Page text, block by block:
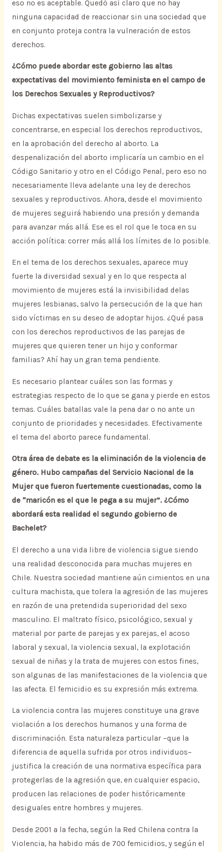
eso no es aceptable. Quedó así claro que no hay
ninguna capacidad de reaccionar sin una sociedad que
en conjunto proteja contra la vulneración de estos
derechos.
¿Cómo puede abordar este gobierno las altas
expectativas del movimiento feminista en el campo de
los Derechos Sexuales y Reproductivos?
Dichas expectativas suelen simbolizarse y
concentrarse, en especial los derechos reproductivos,
en la aprobación del derecho al aborto. La
despenalización del aborto implicaría un cambio en el
Código Sanitario y otro en el Código Penal, pero eso no
necesariamente lleva adelante una ley de derechos
sexuales y reproductivos. Ahora, desde el movimiento
de mujeres seguirá habiendo una presión y demanda
para avanzar más allá. Ese es el rol que le toca en su
acción política: correr más allá los límites de lo posible.
En el tema de los derechos sexuales, aparece muy
fuerte la diversidad sexual y en lo que respecta al
movimiento de mujeres está la invisibilidad delas
mujeres lesbianas, salvo la persecución de la que han
sido víctimas en su deseo de adoptar hijos. ¿Qué pasa
con los derechos reproductivos de las parejas de
mujeres que quieren tener un hijo y conformar
familias? Ahí hay un gran tema pendiente.
Es necesario plantear cuáles son las formas y
estrategias respecto de lo que se gana y pierde en estos
temas. Cuáles batallas vale la pena dar o no ante un
conjunto de prioridades y necesidades. Efectivamente
el tema del aborto parece fundamental.
Otra área de debate es la eliminación de la violencia de
género. Hubo campañas del Servicio Nacional de la
Mujer que fueron fuertemente cuestionadas, como la
de “maricón es el que le pega a su mujer”. ¿Cómo
abordará esta realidad el segundo gobierno de
Bachelet?
El derecho a una vida libre de violencia sigue siendo
una realidad desconocida para muchas mujeres en
Chile. Nuestra sociedad mantiene aún cimientos en una
cultura machista, que tolera la agresión de las mujeres
en razón de una pretendida superioridad del sexo
masculino. El maltrato físico, psicológico, sexual y
material por parte de parejas y ex parejas, el acoso
laboral y sexual, la violencia sexual, la explotación
sexual de niñas y la trata de mujeres con estos fines,
son algunas de las manifestaciones de la violencia que
las afecta. El femicidio es su expresión más extrema.
La violencia contra las mujeres constituye una grave
violación a los derechos humanos y una forma de
discriminación. Esta naturaleza particular –que la
diferencia de aquella sufrida por otros individuos–
justifica la creación de una normativa específica para
protegerlas de la agresión que, en cualquier espacio,
producen las relaciones de poder históricamente
desiguales entre hombres y mujeres.
Desde 2001 a la fecha, según la Red Chilena contra la
Violencia, ha habido más de 700 femicidios, y según el